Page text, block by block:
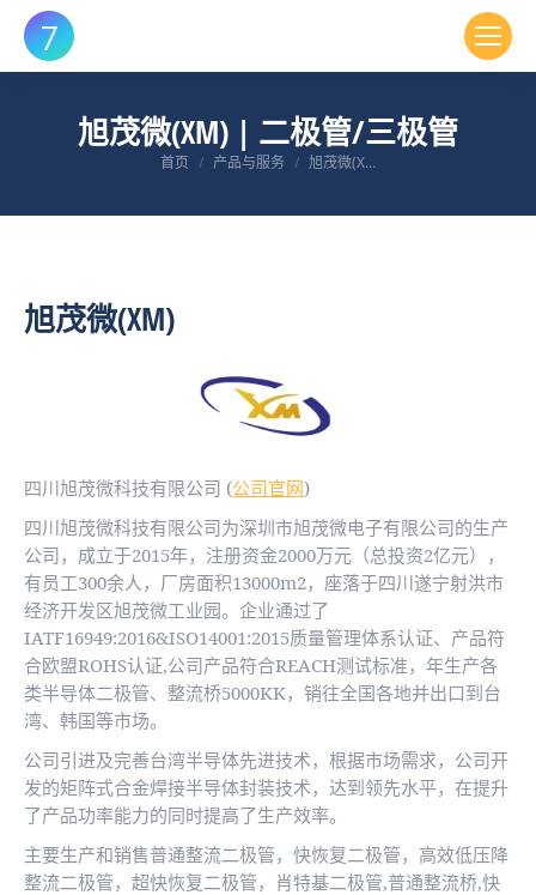
旭茂微(XM) | 二极管/三极管
您在这里：
首页 产品与服务 旭茂微(X…
旭茂微(XM)
四川旭茂微科技有限公司 (公司官网)
四川旭茂微科技有限公司为深圳市旭茂微电子有限公司的生产
公司，成立于2015年，注册资金2000万元（总投资2亿元），
有员工300余人，厂房面积13000m2，座落于四川遂宁射洪市
经济开发区旭茂微工业园。企业通过了
IATF16949:2016&ISO14001:2015质量管理体系认证、产品符
合欧盟ROHS认证,公司产品符合REACH测试标准，年生产各
类半导体二极管、整流桥5000KK，销往全国各地并出口到台
湾、韩国等市场。
公司引进及完善台湾半导体先进技术，根据市场需求，公司开
发的矩阵式合金焊接半导体封装技术，达到领先水平，在提升
了产品功率能力的同时提高了生产效率。
主要生产和销售普通整流二极管，快恢复二极管，高效低压降
整流二极管，超快恢复二极管，肖特基二极管,普通整流桥,快